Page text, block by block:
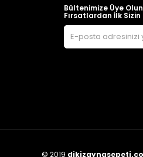
Bültenimize Üye
Fırsatlardan İlk
© 2019